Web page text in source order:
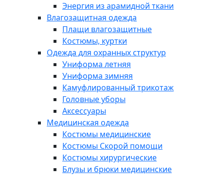
Энергия из арамидной ткани
Влагозащитная одежда
Плащи влагозащитные
Костюмы, куртки
Одежда для охранных структур
Униформа летняя
Униформа зимняя
Камуфлированный трикотаж
Головные уборы
Аксессуары
Медицинская одежда
Костюмы медицинские
Костюмы Скорой помощи
Костюмы хирургические
Блузы и брюки медицинские